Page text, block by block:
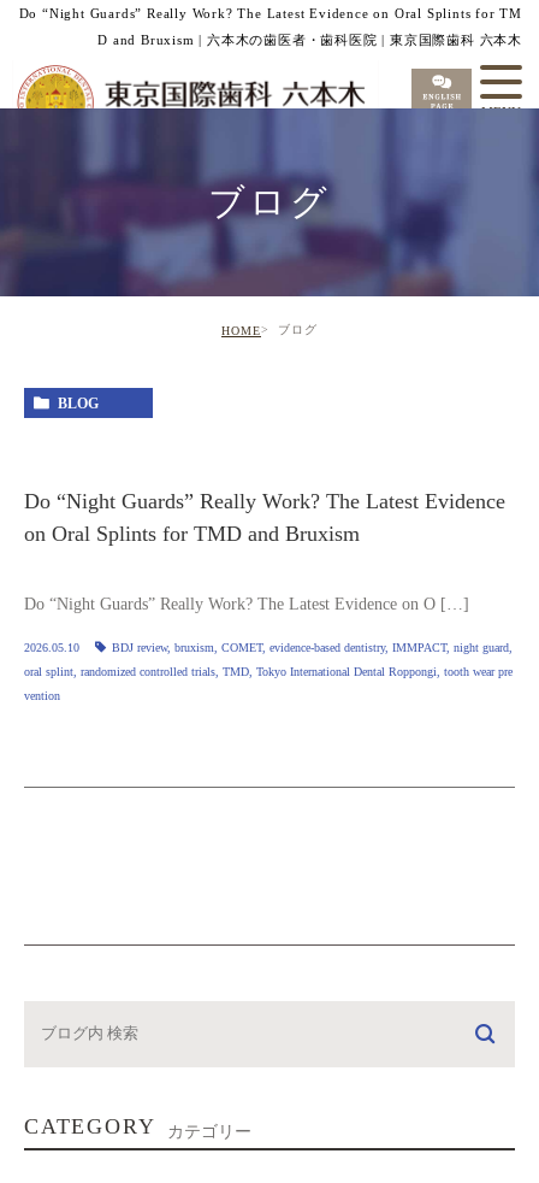
Do “Night Guards” Really Work? The Latest Evidence on Oral Splints for TM
D and Bruxism | 六本木の歯医者・歯科医院 | 東京国際歯科 六本木
ブログ
HOME ブログ
BLOG
Do “Night Guards” Really Work? The Latest Evidence
on Oral Splints for TMD and Bruxism
Do “Night Guards” Really Work? The Latest Evidence on O […]
2026.05.10 BDJ review, bruxism COMET, evidence‑based dentistry, IMMPACT, night guard
oral splint randomized controlled trials TMD Tokyo International Dental Roppongi
tooth wear pre
vention
CATEGORY カテゴリー